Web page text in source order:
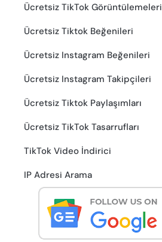
Ücretsiz TikTok Görüntülemeleri
Ücretsiz Tiktok Beğenileri
Ücretsiz Instagram Beğenileri
Ücretsiz Instagram Takipçileri
Ücretsiz Tiktok Paylaşımları
Ücretsiz TikTok Tasarrufları
TikTok Video İndirici
IP Adresi Arama